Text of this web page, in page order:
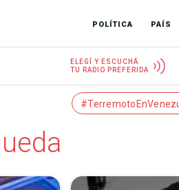
POLÍTICA PAÍS
ELEGÍ Y ESCUCHÁ
TU RADIO PREFERIDA